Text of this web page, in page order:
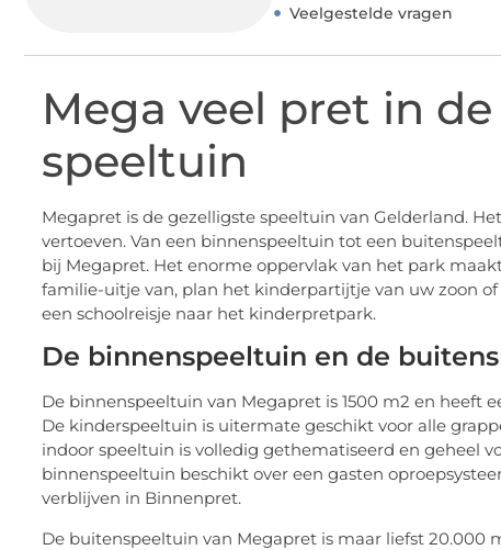
Veelgestelde vragen
Mega veel pret in
speeltuin
Megapret is de gezelligste speeltuin van Gelderland.
vertoeven. Van een binnenspeeltuin tot een
bij Megapret. Het enorme oppervlak van het park
familie-uitje van, plan het kinderpartijtje van uw zoon
een schoolreisje naar het kinderpretpark.
De binnenspeeltuin en de
De binnenspeeltuin van Megapret is 1500 m2 en heeft
De kinderspeeltuin is uitermate geschikt voor alle
indoor speeltuin is volledig gethematiseerd en geheel
binnenspeeltuin beschikt over een gasten
verblijven in Binnenpret.
De buitenspeeltuin van Megapret is maar liefst 20.000